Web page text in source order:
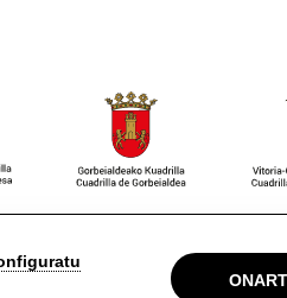
Oharra Pribatutasun politika